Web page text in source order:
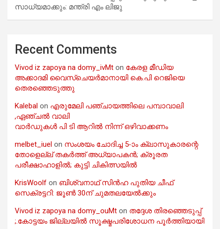
സാധ്യമാക്കും: മന്ത്രി എം ലിജു
Recent Comments
Vivod iz zapoya na domy_ivMt on കേരള മീഡിയ
അക്കാദമി വൈസ്ചെയർമാനായി കെ.പി റെജിയെ
തെരഞ്ഞെടുത്തു
Kalebal on എരുമേലി പഞ്ചായത്തിലെ പമ്പാവാലി
,ഏഞ്ചൽ വാലി
വാർഡുകൾ പി ടി ആറിൽ നിന്ന് ഒഴിവാക്കണം
melbet_iuel on സംശയം ചോദിച്ച 5-ാം ക്ലാസുകാരന്റെ
തോളെല്ല് തകർത്ത് അധ്യാപകൻ; ക്രൂരത
പരീക്ഷാഹാളിൽ; കുട്ടി ചികിത്സയിൽ
KrisWoolf on ബിശ്വനാഥ് സിൻഹ പുതിയ ചീഫ്
സെക്രട്ടറി: ജൂൺ 30ന് ചുമതലയേൽക്കും
Vivod iz zapoya na domy_ouMt on തദ്ദേശ തിരഞ്ഞെടുപ്പ്
;.കോട്ടയം ജില്ലയിൽ സൂക്ഷ്മപരിശോധന പൂർത്തിയായി